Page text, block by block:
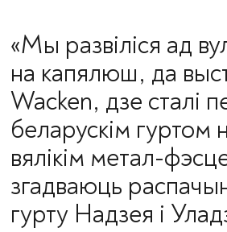
«Мы развіліся ад
на капялюш, да
Wacken, дзе сталі
беларускім гуртом
вялікім метал-
згадваюць
гурту Надзея і